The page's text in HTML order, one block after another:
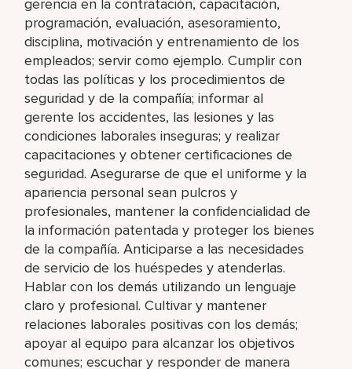
gerencia en la contratación, capacitación,
programación, evaluación, asesoramiento,
disciplina, motivación y entrenamiento de los
empleados; servir como ejemplo. Cumplir con
todas las políticas y los procedimientos de
seguridad y de la compañía; informar al
gerente los accidentes, las lesiones y las
condiciones laborales inseguras; y realizar
capacitaciones y obtener certificaciones de
seguridad. Asegurarse de que el uniforme y la
apariencia personal sean pulcros y
profesionales, mantener la confidencialidad de
la información patentada y proteger los bienes
de la compañía. Anticiparse a las necesidades
de servicio de los huéspedes y atenderlas.
Hablar con los demás utilizando un lenguaje
claro y profesional. Cultivar y mantener
relaciones laborales positivas con los demás;
apoyar al equipo para alcanzar los objetivos
comunes; escuchar y responder de manera